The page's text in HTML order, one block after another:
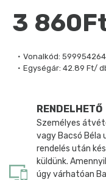
Vonalkód:
Egységár: 42.89 Ft/
3
RENDELHETŐ
Személyes
vagy Bacsó
rendelés után
küldünk.
úgy várhatóan